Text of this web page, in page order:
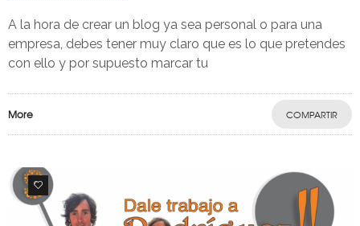
A la hora de crear un blog ya sea personal o para una
empresa, debes tener muy claro que es lo que pretendes
con ello y por supuesto marcar tu
More COMPARTIR
0